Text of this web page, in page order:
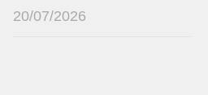
20/07/2026